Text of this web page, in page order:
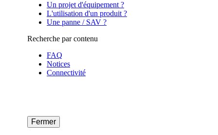
Un projet d'équipement ?
L'utilisation d'un produit ?
Une panne / SAV ?
Recherche par contenu
FAQ
Notices
Connectivité
Fermer